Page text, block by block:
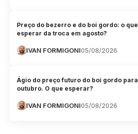
Preço do bezerro e do boi gordo: o que
esperar da troca em agosto?
IVAN FORMIGONI05/08/2026
Ágio do preço futuro do boi gordo para
outubro. O que esperar?
IVAN FORMIGONI05/08/2026